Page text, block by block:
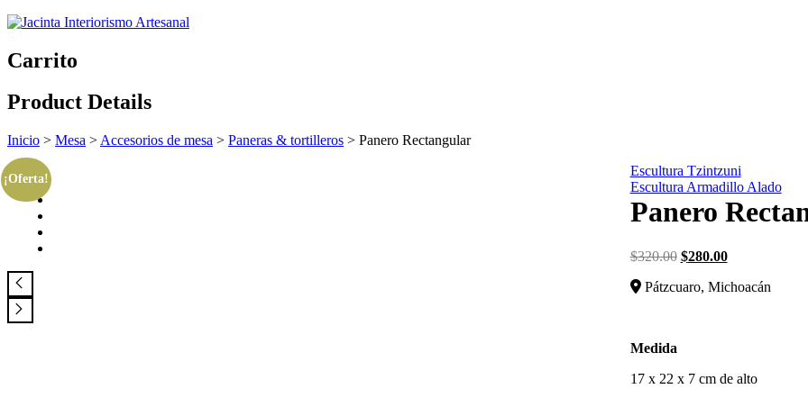
Carrito
Product Details
Inicio > Mesa > Accesorios de mesa > Paneras & tortilleros > Panero Rectangular
¡Oferta!
Escultura Tzintzuni
Escultura Armadillo Alado
Panero
$320.00 $280.00
Pátzcuaro, Michoacán
Medida
17 x 22 x 7 cm de alto